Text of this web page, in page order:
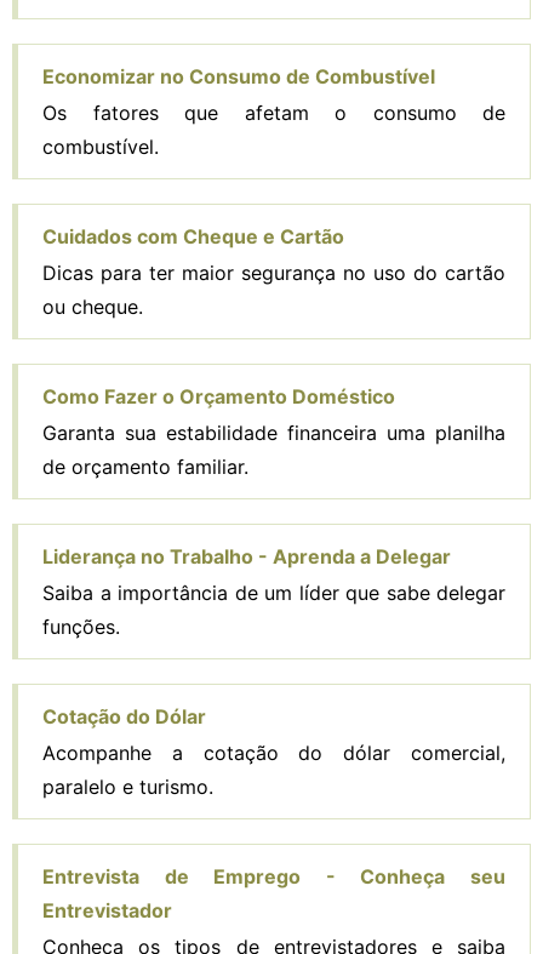
Economizar no Consumo de Combustível
Os fatores que afetam o consumo de
combustível.
Cuidados com Cheque e Cartão
Dicas para ter maior segurança no uso do cartão
ou cheque.
Como Fazer o Orçamento Doméstico
Garanta sua estabilidade financeira uma planilha
de orçamento familiar.
Liderança no Trabalho - Aprenda a Delegar
Saiba a importância de um líder que sabe delegar
funções.
Cotação do Dólar
Acompanhe a cotação do dólar comercial,
paralelo e turismo.
Entrevista de Emprego - Conheça seu
Entrevistador
Conheça os tipos de entrevistadores e saiba